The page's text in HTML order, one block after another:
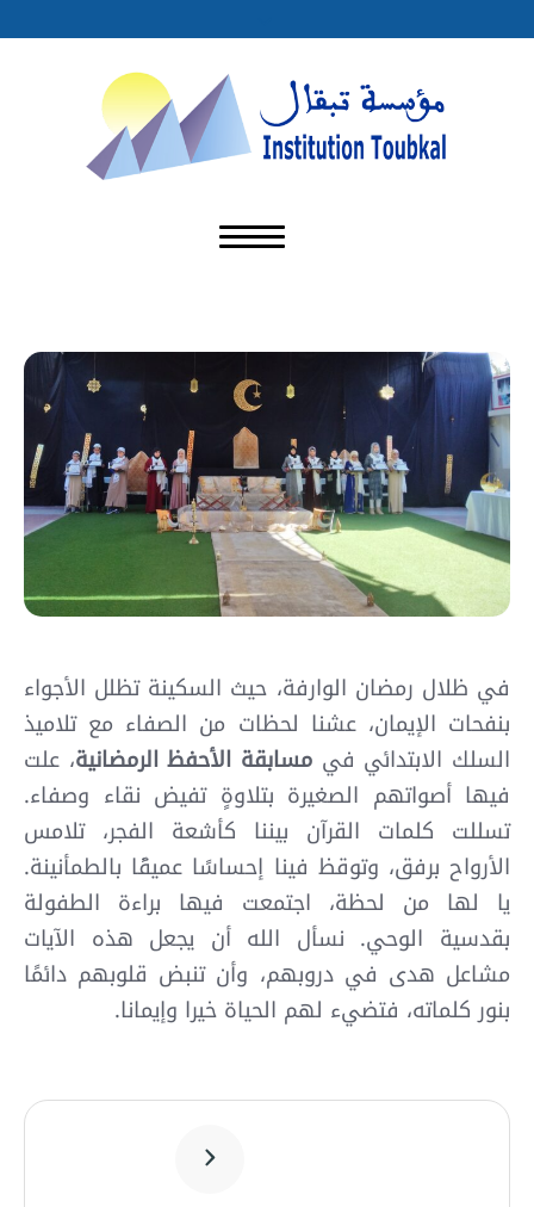
غير مصنف
byadmin7609
في ظلال رمضان الوارفة، حيث السكينة تظلل الأجواء
بنفحات الإيمان، عشنا لحظات من الصفاء مع تلاميذ
السلك الابتدائي في مسابقة الأحفظ الرمضانية، علت
فيها أصواتهم الصغيرة بتلاوةٍ تفيض نقاء وصفاء.
تسللت كلمات القرآن بيننا كأشعة الفجر، تلامس
الأرواح برفق، وتوقظ فينا إحساسًا عميقًا بالطمأنينة.
يا لها من لحظة، اجتمعت فيها براءة الطفولة
بقدسية الوحي. نسأل الله أن يجعل هذه الآيات
مشاعل هدى في دروبهم، وأن تنبض قلوبهم دائمًا
بنور كلماته، فتضيء لهم الحياة خيرا وإيمانا.